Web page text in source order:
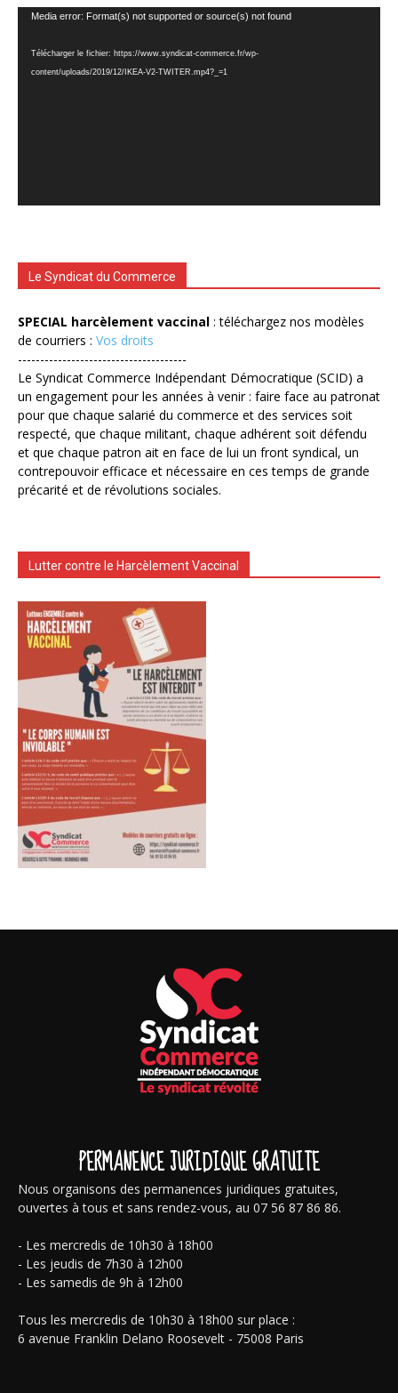
Lecteur
Media error: Format(s) not supported or source(s) not found
Télécharger le fichier: https://www.syndicat-commerce.fr/wp-
content/uploads/2019/12/IKEA-V2-TWITER.mp4?_=1
Le Syndicat du Commerce
SPECIAL harcèlement vaccinal : téléchargez nos modèles
de courriers : Vos droits
--------------------------------------
Le Syndicat Commerce Indépendant Démocratique (SCID) a
un engagement pour les années à venir : faire face au patronat
pour que chaque salarié du commerce et des services soit
respecté, que chaque militant, chaque adhérent soit défendu
et que chaque patron ait en face de lui un front syndical, un
contrepouvoir efficace et nécessaire en ces temps de grande
précarité et de révolutions sociales.
Lutter contre le Harcèlement Vaccinal
PERMANENCE JURIDIQUE GRATUITE
Nous organisons des permanences juridiques gratuites,
ouvertes à tous et sans rendez-vous, au 07 56 87 86 86.
- Les mercredis de 10h30 à 18h00
- Les jeudis de 7h30 à 12h00
- Les samedis de 9h à 12h00
Tous les mercredis de 10h30 à 18h00 sur place :
6 avenue Franklin Delano Roosevelt - 75008 Paris